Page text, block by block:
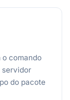
o comando
servidor
do pacote